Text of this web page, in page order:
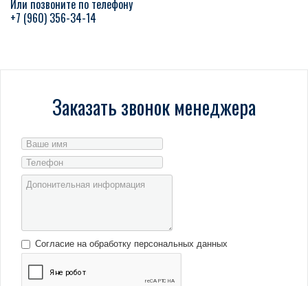
Аренда длинномеров
Или позвоните по телефону
+7 (960) 356-34-14
Заказать звонок менеджера
Согласие на обработку персональных данных